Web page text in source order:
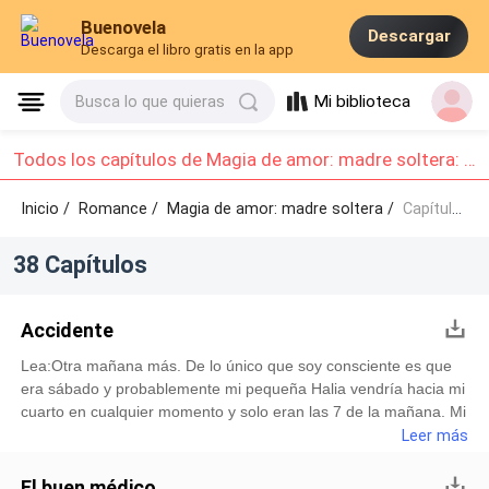
Buenovela
Descarga el libro gratis en la app
Descargar
Busca lo que quieras Mi biblioteca
Todos los capítulos de Magia de amor: madre soltera: Capítulo 1 - Capítulo 10
Inicio / Romance/Magia de amor: madre soltera / Capítulo 1 - Capítulo 10
38 Capítulos
Accidente
Lea:Otra mañana más. De lo único que soy consciente es que
era sábado y probablemente mi pequeña Halia vendría hacia mi
cuarto en cualquier momento y solo eran las 7 de la mañana. Mi
hija tiene 3 años, pero en dos meses cumplirá 4, no podía creer
acercándose por el pasillo.-Halia – dije con alegría justo cuando
Leer más